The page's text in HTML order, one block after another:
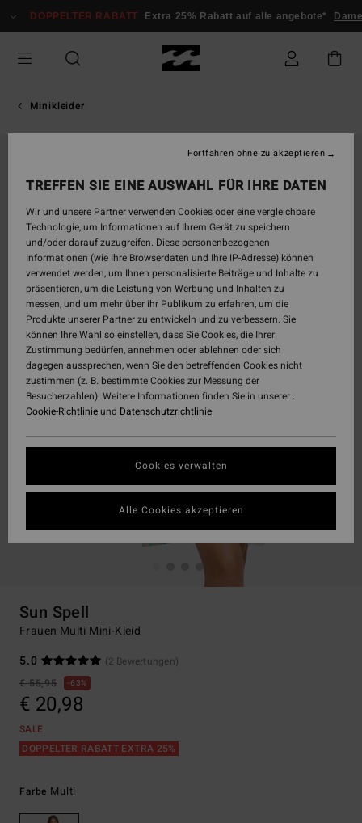
zur
springen
DOPPELTER RABATT Extra 25% Rabatt auf alle angebote* Damen
Minikleider
Sun Spell
Frauen Multi Mini-Kleid
5.0
(2 Bewertungen)
€ 55,95
63%
€ 20,98
SALE
DOPPELTER RABATT EXTRA 25%
Farbe Multi
TREFFEN SIE EINE AUSWAHL FÜR IHRE DATEN
Wir und unsere Partner verwenden Cookies oder eine vergleichbare
Technologie, um Informationen auf Ihrem Gerät zu speichern
und/oder darauf zuzugreifen. Diese personenbezogenen
Informationen (wie Ihre Browserdaten und Ihre IP-Adresse) können
verwendet werden, um Ihnen personalisierte Beiträge und Inhalte zu
präsentieren, um die Leistung von Werbung und Inhalten zu
messen, und um mehr über ihr Publikum zu erfahren, um die
Produkte unserer Partner zu entwickeln und zu verbessern. Sie
können Ihre Wahl so einstellen, dass Sie Cookies, die Ihrer
Zustimmung bedürfen, annehmen oder ablehnen oder sich
dagegen aussprechen, wenn Sie den betreffenden Cookies nicht
zustimmen (z. B. bestimmte Cookies zur Messung der
Besucherzahlen). Weitere Informationen finden Sie in unserer :
Cookie-Richtlinieund Datenschutzrichtlinie
Cookies verwalten
Fortfahren ohne zu akzeptieren
Alle Cookies akzeptieren